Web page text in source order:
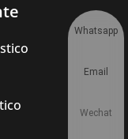
Whatsapp
Email
Wechat